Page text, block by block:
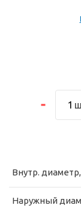
Внутр.
Наружный